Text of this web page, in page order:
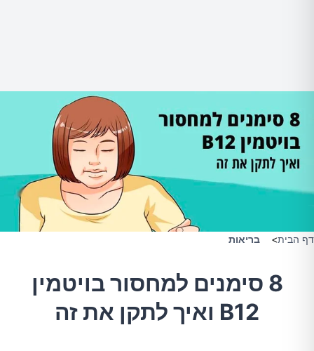
דף הבית> בריאות
8 סימנים למחסור בויטמין
B12 ואיך לתקן את זה